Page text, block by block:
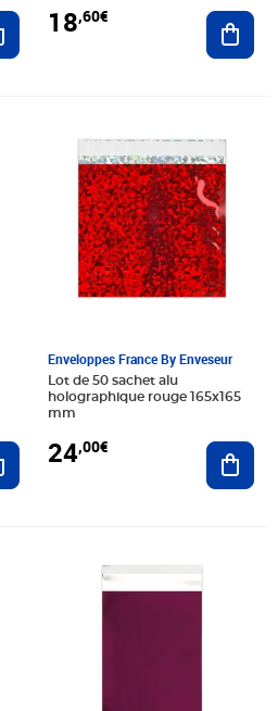
Ajouter au panier
18,60€
Ajouter au panier
Enveloppes France By Enveseur
Lot de 50 sachet alu
holographique rouge 165x165
mm
24,00€